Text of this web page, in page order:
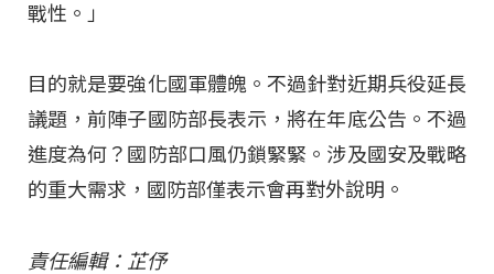
戰性。」
目的就是要強化國軍體魄。不過針對近期兵役延長
議題，前陣子國防部長表示，將在年底公告。不過
進度為何？國防部口風仍鎖緊緊。涉及國安及戰略
的重大需求，國防部僅表示會再對外說明。
責任編輯：芷伃